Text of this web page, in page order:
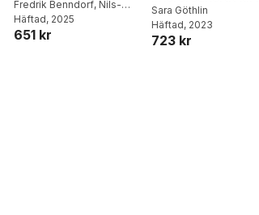
handräckning och
annan verkställighet?
Fredrik Benndorf, Nils-
Bertil Morgell
Eliasson
Häftad, 2025
651 kr
svensk rätt, särskilt
vid insolvens
Sara Göthlin
Häftad, 2023
723 kr